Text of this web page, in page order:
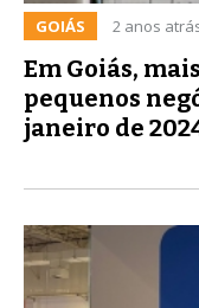
GOIÁS 2 anos
Em Goiás,
pequenos
janeiro de